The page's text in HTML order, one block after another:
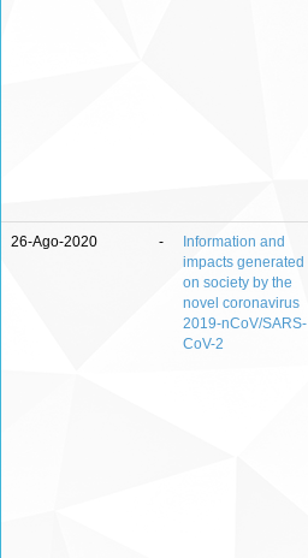
26-Ago-2020 -
Information and
impacts generated
on society by the
novel coronavirus
2019-nCoV/SARS-
CoV-2